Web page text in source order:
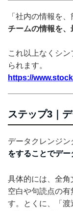
「社内の情報を
チームの情報を、
これ以上なくシ
られます。
https://
ステップ3｜
データクレンジン
をすることでデ
具体的には、全角
空白や句読点の
す。とくに、「渡